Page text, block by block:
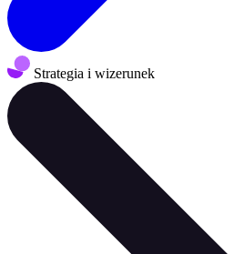
Strategia i wizerunek